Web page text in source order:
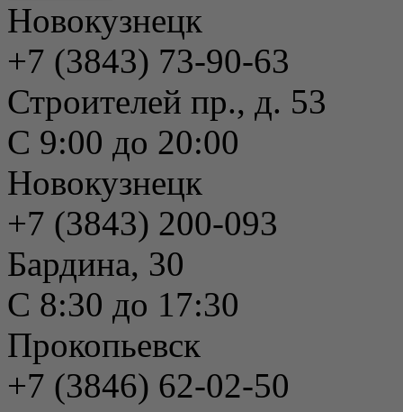
Новокузнецк
+7 (3843) 73-90-63
Строителей пр., д. 53
С 9:00 до 20:00
Новокузнецк
+7 (3843) 200-093
Бардина, 30
С 8:30 до 17:30
Прокопьевск
+7 (3846) 62-02-50